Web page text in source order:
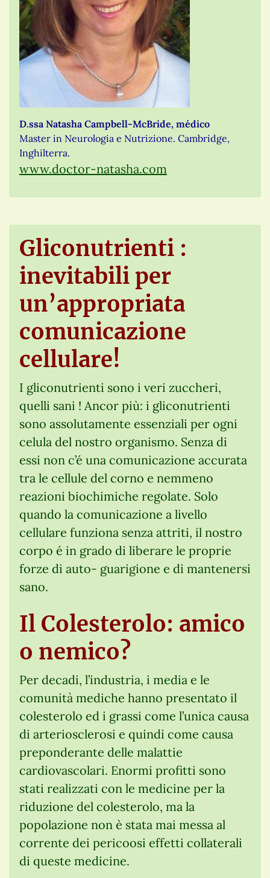
D.ssa Natasha Campbell-McBride, médico
Master in Neurologia e Nutrizione. Cambridge,
Inghilterra.
www.doctor-natasha.com
Gliconutrienti :
inevitabili per
un’appropriata
comunicazione
cellulare!
I gliconutrienti sono i veri zuccheri,
quelli sani ! Ancor più: i gliconutrienti
sono assolutamente essenziali per ogni
celula del nostro organismo. Senza di
essi non c’é una comunicazione accurata
tra le cellule del corno e nemmeno
reazioni biochimiche regolate. Solo
quando la comunicazione a livello
cellulare funziona senza attriti, il nostro
corpo é in grado di liberare le proprie
forze di auto- guarigione e di mantenersi
sano.
Il Colesterolo: amico
o nemico?
Per decadi, l’industria, i media e le
comunità mediche hanno presentato il
colesterolo ed i grassi come l’unica causa
di arteriosclerosi e quindi come causa
preponderante delle malattie
cardiovascolari. Enormi profitti sono
stati realizzati con le medicine per la
riduzione del colesterolo, ma la
popolazione non è stata mai messa al
corrente dei pericoosi effetti collaterali
di queste medicine.